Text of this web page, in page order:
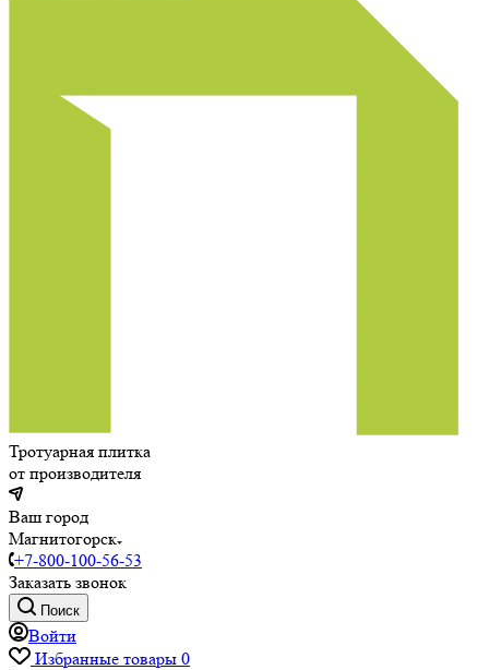
Тротуарная плитка
от производителя
Ваш город
Магнитогорск
+7-800-100-56-53
Заказать звонок
Поиск
Войти
Избранные товары 0